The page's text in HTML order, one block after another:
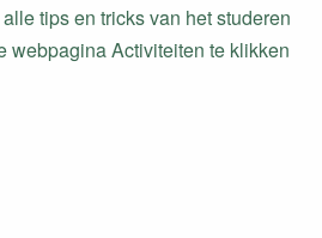
tips en tricks van het studeren
webpagina Activiteiten te klikken